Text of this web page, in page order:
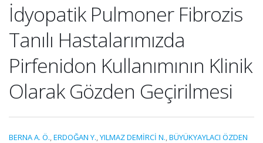
İdyopatik Pulmoner Fibrozis
Tanılı Hastalarımızda
Pirfenidon Kullanımının Klinik
Olarak Gözden Geçirilmesi
BERNA A. Ö.,ERDOĞAN Y.,YILMAZ DEMİRCİ N.,BÜYÜKYAYLACI ÖZDEN